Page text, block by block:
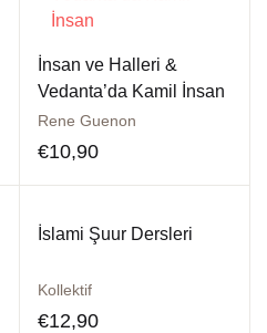
İnsan ve Halleri &
Vedanta’da Kamil İnsan
Rene Guenon
€10,90
İslami Şuur Dersleri
Kollektif
€12,90